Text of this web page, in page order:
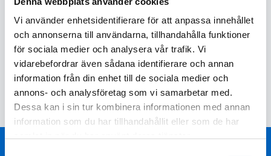
Vi använder enhetsidentifierare för att anpassa innehållet
och annonserna till användarna, tillhandahålla funktioner
för sociala medier och analysera vår trafik. Vi
vidarebefordrar även sådana identifierare och annan
information från din enhet till de sociala medier och
annons- och analysföretag som vi samarbetar med.
Dessa kan i sin tur kombinera informationen med annan
information som du har tillhandahållit eller som de har
gasoltest.
Boka din service idag